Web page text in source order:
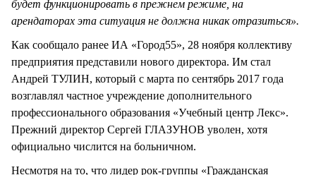
будет функционировать в прежнем режиме, на
арендаторах эта ситуация не должна никак отразиться».
Как сообщало ранее ИА «Город55», 28 ноября коллективу
предприятия представили нового директора. Им стал
Андрей ТУЛИН, который с марта по сентябрь 2017 года
возглавлял частное учреждение дополнительного
профессионального образования «Учебный центр Лекс».
Прежний директор Сергей ГЛАЗУНОВ уволен, хотя
официально числится на больничном.
Несмотря на то, что лидер рок-группы «Гражданская